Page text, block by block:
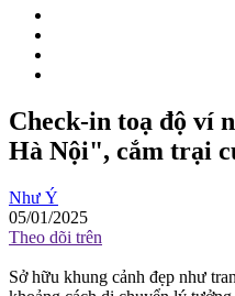
Check-in toạ độ ví
Hà Nội", cắm trại
Như Ý
05/01/2025
Theo dõi trên
Sở hữu khung cảnh đẹp như